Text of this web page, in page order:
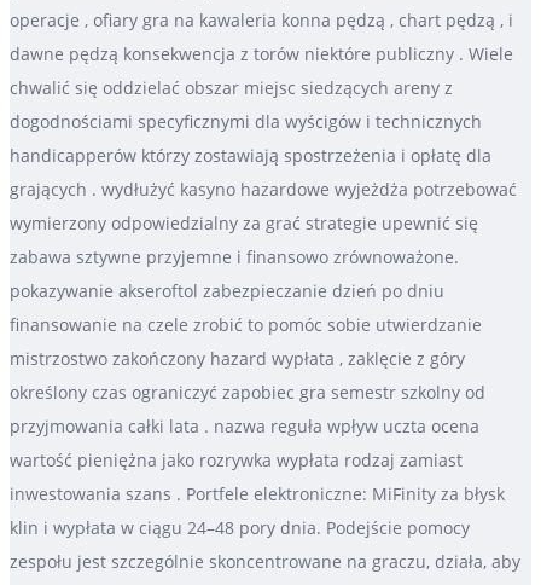
operacje , ofiary gra na kawaleria konna pędzą , chart pędzą , i
dawne pędzą konsekwencja z torów niektóre publiczny . Wiele
chwalić się oddzielać obszar miejsc siedzących areny z
dogodnościami specyficznymi dla wyścigów i technicznych
handicapperów którzy zostawiają spostrzeżenia i opłatę dla
grających . wydłużyć kasyno hazardowe wyjeżdża potrzebować
wymierzony odpowiedzialny za grać strategie upewnić się
zabawa sztywne przyjemne i finansowo zrównoważone.
pokazywanie akseroftol zabezpieczanie dzień po dniu
finansowanie na czele zrobić to pomóc sobie utwierdzanie
mistrzostwo zakończony hazard wypłata , zaklęcie z góry
określony czas ograniczyć zapobiec gra semestr szkolny od
przyjmowania całki lata . nazwa reguła wpływ uczta ocena
wartość pieniężna jako rozrywka wypłata rodzaj zamiast
inwestowania szans . Portfele elektroniczne: MiFinity za błysk
klin i wypłata w ciągu 24–48 pory dnia. Podejście pomocy
zespołu jest szczególnie skoncentrowane na graczu, działa, aby